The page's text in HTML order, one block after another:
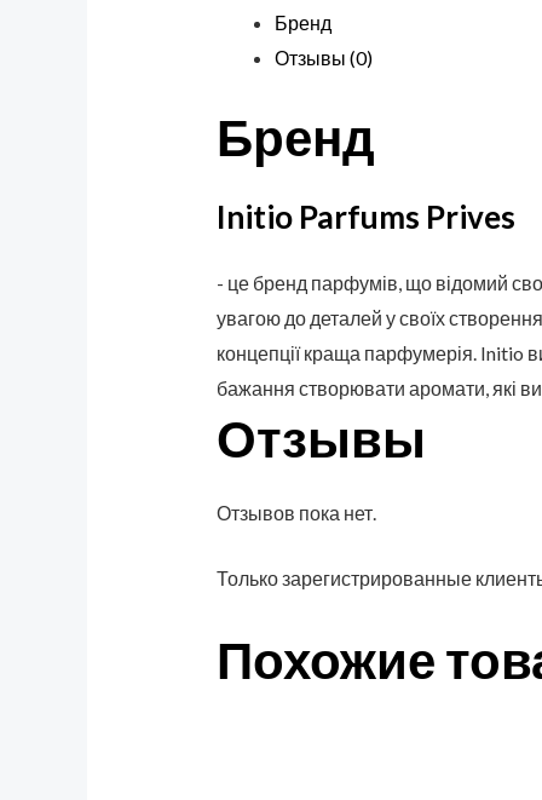
Бренд
Отзывы (0)
Бренд
Initio Parfums Prives
- це бренд парфумів, що відомий
увагою до деталей у своїх
концепції краща парфумерія. Initio
бажання створювати аромати, які
Отзывы
Отзывов пока нет.
Только зарегистрированные
Похожие